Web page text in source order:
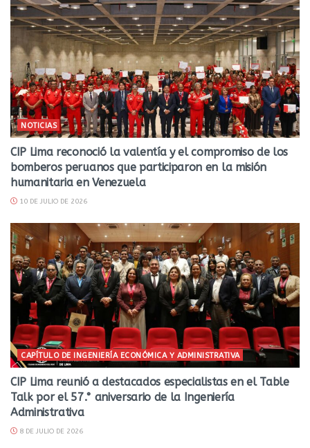
NOTICIAS
CIP Lima reconoció la valentía y el compromiso de los
bomberos peruanos que participaron en la misión
humanitaria en Venezuela
10 DE JULIO DE 2026
CAPÍTULO DE INGENIERÍA ECONÓMICA Y ADMINISTRATIVA
CIP Lima reunió a destacados especialistas en el Table
Talk por el 57.° aniversario de la Ingeniería
Administrativa
8 DE JULIO DE 2026